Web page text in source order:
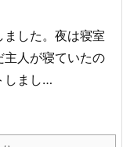
した。夜は寝室
人が寝ていたの
しまし…